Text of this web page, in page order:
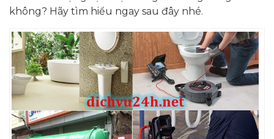
không? Hãy tìm hiểu ngay sau đây nhé.